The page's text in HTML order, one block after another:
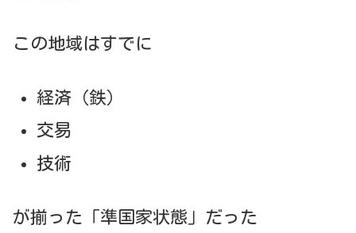
この地域はすでに
経済（鉄）
交易
技術
が揃った「準国家状態」だった